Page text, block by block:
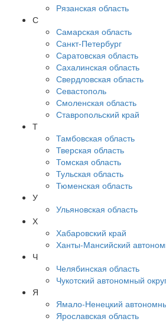
Рязанская область
С
Самарская область
Санкт-Петербург
Саратовская область
Сахалинская область
Свердловская область
Севастополь
Смоленская область
Ставропольский край
Т
Тамбовская область
Тверская область
Томская область
Тульская область
Тюменская область
У
Ульяновская область
Х
Хабаровский край
Ханты-Мансийский
Ч
Челябинская область
Чукотский автономный
Я
Ямало-Ненецкий
Ярославская область